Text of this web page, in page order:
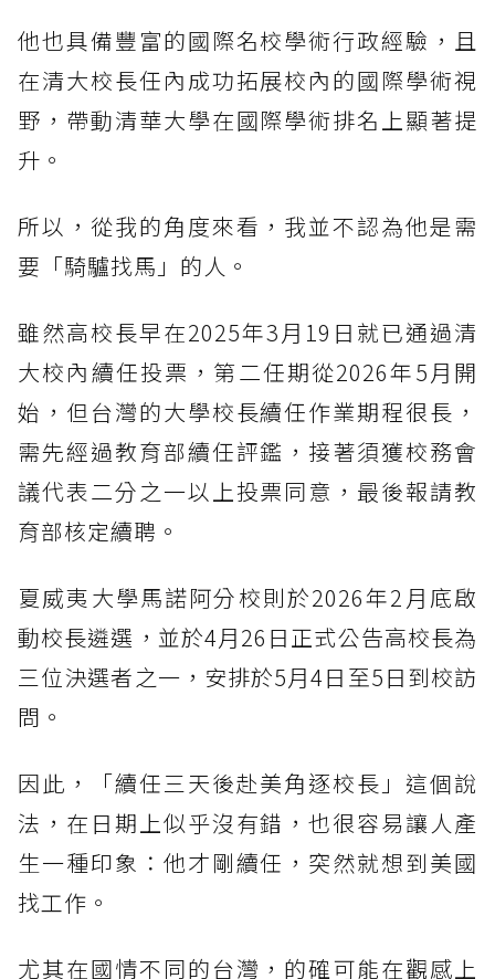
他也具備豐富的國際名校學術行政經驗，且
在清大校長任內成功拓展校內的國際學術視
野，帶動清華大學在國際學術排名上顯著提
升。
所以，從我的角度來看，我並不認為他是需
要「騎驢找馬」的人。
雖然高校長早在2025年3月19日就已通過清
大校內續任投票，第二任期從2026年5月開
始，但台灣的大學校長續任作業期程很長，
需先經過教育部續任評鑑，接著須獲校務會
議代表二分之一以上投票同意，最後報請教
育部核定續聘。
夏威夷大學馬諾阿分校則於2026年2月底啟
動校長遴選，並於4月26日正式公告高校長為
三位決選者之一，安排於5月4日至5日到校訪
問。
因此，「續任三天後赴美角逐校長」這個說
法，在日期上似乎沒有錯，也很容易讓人產
生一種印象：他才剛續任，突然就想到美國
找工作。
尤其在國情不同的台灣，的確可能在觀感上